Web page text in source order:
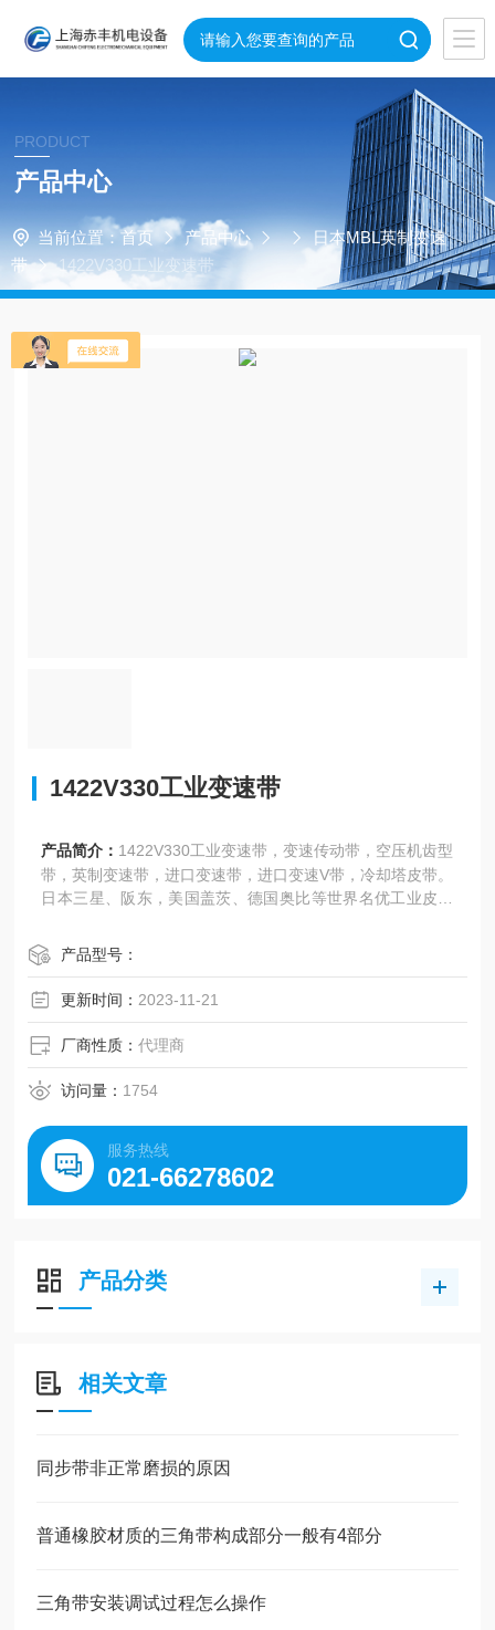
PRODUCT
产品中心
当前位置： 首页 产品中心
日本MBL英制变速
带
1422V330工业变速带
1422V330工业变速带
产品简介： 1422V330工业变速带，变速传动带，空压机齿型
带，英制变速带，进口变速带，进口变速V带，冷却塔皮带。
日本三星、阪东，美国盖茨、德国奥比等世界名优工业皮带
产品型号：
更新时间： 2023-11-21
厂商性质：代理商
访问量： 1754
服务热线
021-66278602
产品分类
相关文章
同步带非正常磨损的原因
普通橡胶材质的三角带构成部分一般有4部分
三角带安装调试过程怎么操作